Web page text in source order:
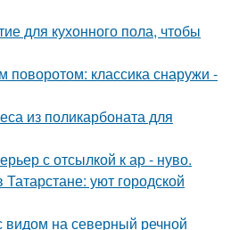
для кухонного пола, чтобы
классика снаружи -
из поликарбоната для
с отсылкой к ар - нуво.
уют городской
видом на северный речной